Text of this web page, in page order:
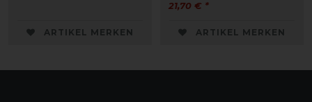
ARTIKEL MERKEN
21,70 € *
ARTIKEL MERKEN